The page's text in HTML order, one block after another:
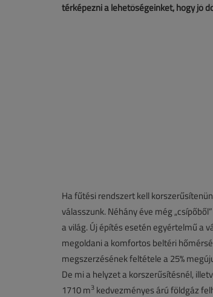
térképezni a lehetőségeinket, hogy jó
Ha fűtési rendszert kell
válasszunk. Néhány éve még
a világ. Új építés esetén egyértelmű a
megoldani a komfortos beltéri
megszerzésének feltétele a 25%
De mi a helyzet a korszerűsítésnél,
1710 m3 kedvezményes árú földgáz